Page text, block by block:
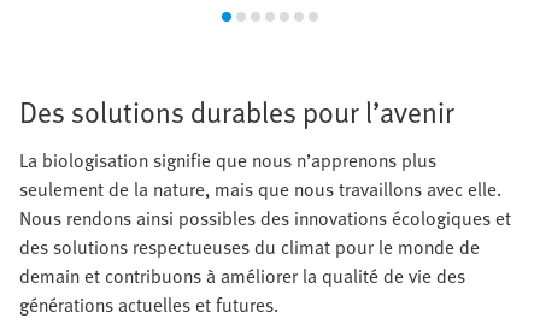
Des solutions durables pour l’avenir
La biologisation signifie que nous n’apprenons plus
seulement de la nature, mais que nous travaillons avec elle.
Nous rendons ainsi possibles des innovations écologiques et
des solutions respectueuses du climat pour le monde de
demain et contribuons à améliorer la qualité de vie des
générations actuelles et futures.